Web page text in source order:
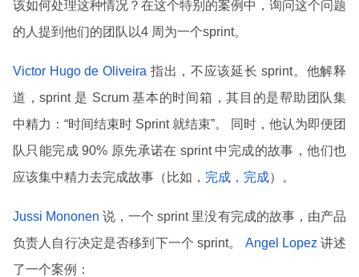
该如何处理这种情况？在这个特别的案例中，询问这个问题
的人提到他们的团队以4 周为一个sprint。
Victor Hugo de Oliveira 指出，不应该延长 sprint。他解释
道，sprint 是 Scrum 基本的时间箱，其目的是帮助团队集
中精力：“时间结束时 Sprint 就结束”。 同时，他认为即便团
队只能完成 90% 原先承诺在 sprint 中完成的故事，他们也
应该集中精力去完成故事（比如， 完成，完成）。
Jussi Mononen说，一个 sprint 里没有完成的故事，由产品
负责人自行决定是否移到下一个 sprint。
Angel Lopez 讲述
了一个案例：